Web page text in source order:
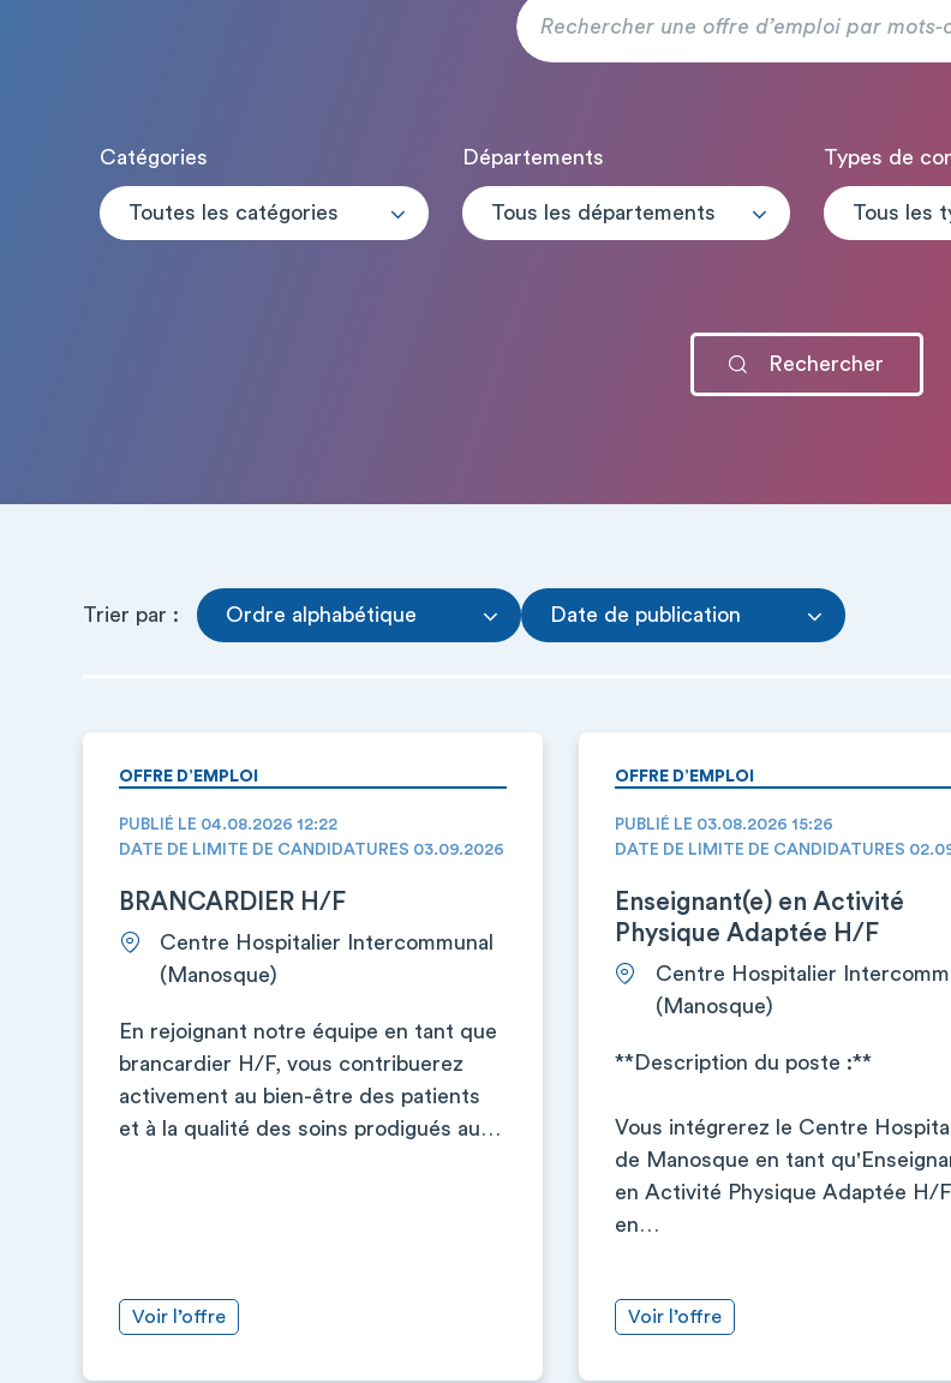
Catégories
Toutes les catégories
Départements
Tous les départements
Types de
Trier par : Ordre alphabétique Date de publication
OFFRE D’EMPLOI
PUBLIÉ LE 04.08.2026 12:22
DATE DE LIMITE DE CANDIDATURES 03.09.2026
BRANCARDIER H/F
Centre Hospitalier Intercommunal
(Manosque)
En rejoignant notre équipe en tant que
brancardier H/F, vous contribuerez
activement au bien-être des patients
et à la qualité des soins prodigués au…
Voir l’offre
OFFRE D’EMPLOI
PUBLIÉ LE 03.08.2026 15:26
DATE DE LIMITE DE CANDIDATURES
Enseignant(e) en Activité
Physique Adaptée H/F
Centre Hospitalier
(Manosque)
**Description du poste :**
Vous intégrerez le Centre
de Manosque en tant
en Activité Physique Adaptée H/F
en…
Voir l’offre